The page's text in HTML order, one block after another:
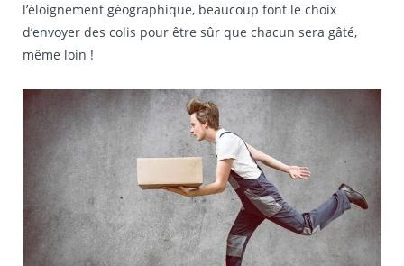
l’éloignement géographique, beaucoup font le choix
d’envoyer des colis pour être sûr que chacun sera gâté,
même loin !